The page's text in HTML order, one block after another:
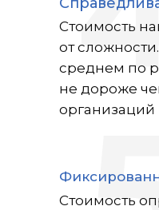
Стоимость
от
среднем по
не дороже
организаций
Стоимость